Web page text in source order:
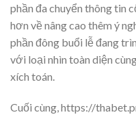
phần đa chuyển thông tin
hơn về nâng cao thêm ý
phần đông buổi lễ đang
với loại nhìn toàn diện
xích toán.
Cuối cùng, https://